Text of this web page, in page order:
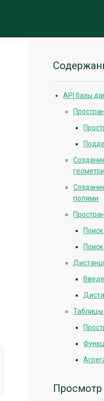
API базы
полями
Таблицы
Просмотр